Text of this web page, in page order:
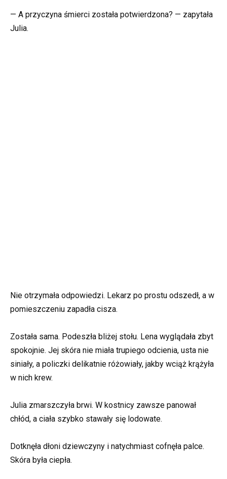
— A przyczyna śmierci została potwierdzona? — zapytała
Julia.
Nie otrzymała odpowiedzi. Lekarz po prostu odszedł, a w
pomieszczeniu zapadła cisza.
Została sama. Podeszła bliżej stołu. Lena wyglądała zbyt
spokojnie. Jej skóra nie miała trupiego odcienia, usta nie
siniały, a policzki delikatnie różowiały, jakby wciąż krążyła
w nich krew.
Julia zmarszczyła brwi. W kostnicy zawsze panował
chłód, a ciała szybko stawały się lodowate.
Dotknęła dłoni dziewczyny i natychmiast cofnęła palce.
Skóra była ciepła.